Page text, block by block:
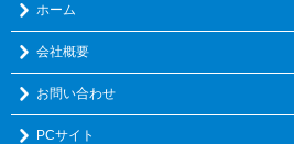
ホーム
会社概要
お問い合わせ
PCサイト